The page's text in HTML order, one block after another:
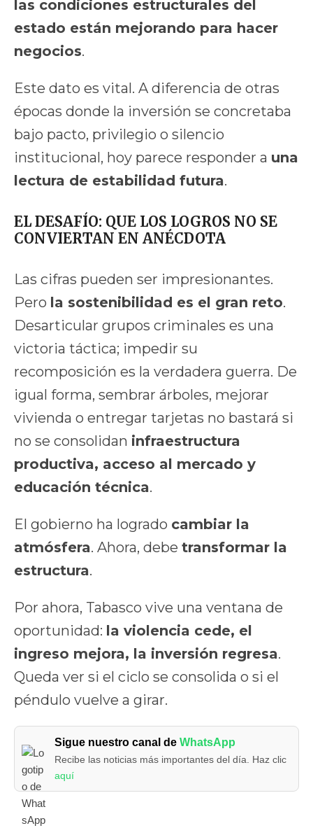
las condiciones estructurales del
estado están mejorando para hacer
negocios.
Este dato es vital. A diferencia de otras
épocas donde la inversión se concretaba
bajo pacto, privilegio o silencio
institucional, hoy parece responder a una
lectura de estabilidad futura.
EL DESAFÍO: QUE LOS LOGROS NO SE
CONVIERTAN EN ANÉCDOTA
Las cifras pueden ser impresionantes.
Pero la sostenibilidad es el gran reto.
Desarticular grupos criminales es una
victoria táctica; impedir su
recomposición es la verdadera guerra. De
igual forma, sembrar árboles, mejorar
vivienda o entregar tarjetas no bastará si
no se consolidan infraestructura
productiva, acceso al mercado y
educación técnica.
El gobierno ha logrado cambiar la
atmósfera. Ahora, debe transformar la
estructura.
Por ahora, Tabasco vive una ventana de
oportunidad: la violencia cede, el
ingreso mejora, la inversión regresa.
Queda ver si el ciclo se consolida o si el
péndulo vuelve a girar.
Sigue nuestro canal deWhatsApp
Recibe las noticias más importantes del día. Haz clic
aquí